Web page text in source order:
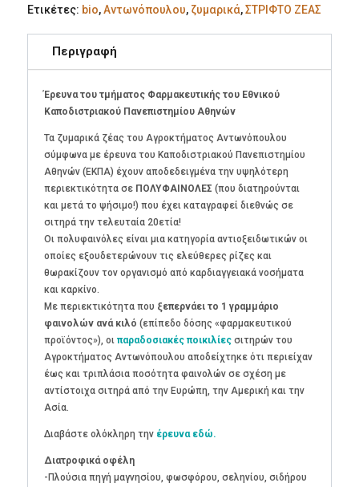
Ετικέτες: bio,Αντωνόπουλου, ζυμαρικά,ΣΤΡΙΦΤΟ ΖΕΑΣ
Περιγραφή
Έρευνα του τμήματος Φαρμακευτικής του Εθνικού
Καποδιστριακού Πανεπιστημίου Αθηνών
Τα ζυμαρικά ζέας του Αγροκτήματος Αντωνόπουλου
σύμφωνα με έρευνα του Καποδιστριακού Πανεπιστημίου
Αθηνών (ΕΚΠΑ) έχουν αποδεδειγμένα την υψηλότερη
περιεκτικότητα σε ΠΟΛΥΦΑΙΝΟΛΕΣ (που διατηρούνται
και μετά το ψήσιμο!) που έχει καταγραφεί διεθνώς σε
σιτηρά την τελευταία 20ετία!
Οι πολυφαινόλες είναι μια κατηγορία αντιοξειδωτικών οι
οποίες εξουδετερώνουν τις ελεύθερες ρίζες και
θωρακίζουν τον οργανισμό από καρδιαγγειακά νοσήματα
και καρκίνο.
Με περιεκτικότητα που ξεπερνάει το 1 γραμμάριο
φαινολών ανά κιλό (επίπεδο δόσης «φαρμακευτικού
προϊόντος»), οι παραδοσιακές ποικιλίες σιτηρών του
Αγροκτήματος Αντωνόπουλου αποδείχτηκε ότι περιείχαν
έως και τριπλάσια ποσότητα φαινολών σε σχέση με
αντίστοιχα σιτηρά από την Ευρώπη, την Αμερική και την
Ασία.
Διαβάστε ολόκληρη την έρευνα εδώ.
Διατροφικά οφέλη
-Πλούσια πηγή μαγνησίου, φωσφόρου, σεληνίου, σιδήρου